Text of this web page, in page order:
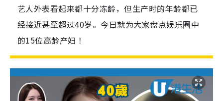
艺人外表看起来都十分冻龄，但生产时的年龄都已
经接近甚至超过40岁。今日就为大家盘点娱乐圈中
的15位高龄产妇 ！